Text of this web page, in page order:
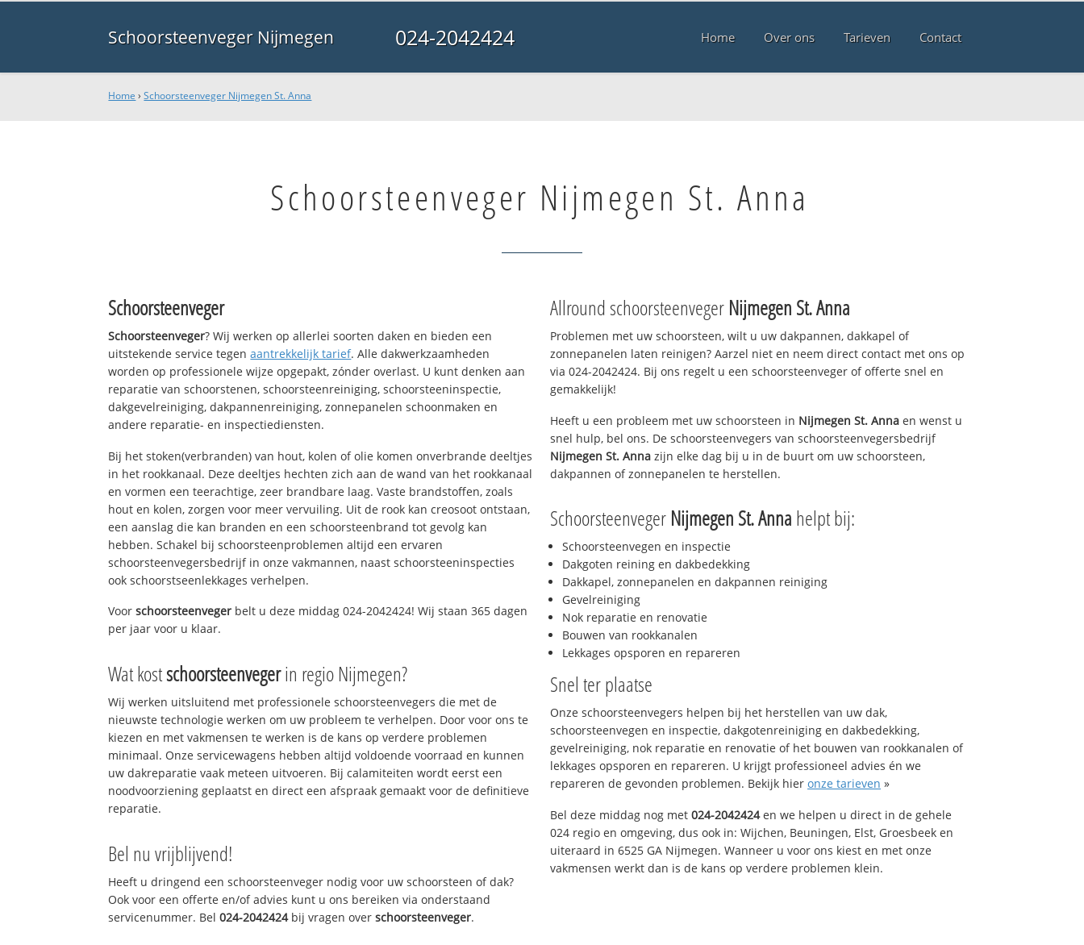
Schoorsteenveger Nijmegen 024-2042424 Home Over ons Tarieven Contact
Home ›Schoorsteenveger Nijmegen St. Anna
Schoorsteenveger Nijmegen St. Anna
Schoorsteenveger
Schoorsteenveger? Wij werken op allerlei soorten daken en bieden een
uitstekende service tegenaantrekkelijk tarief. Alle dakwerkzaamheden
worden op professionele wijze opgepakt, zónder overlast. U kunt denken aan
reparatie van schoorstenen, schoorsteenreiniging, schoorsteeninspectie,
dakgevelreiniging, dakpannenreiniging, zonnepanelen schoonmaken en
andere reparatie- en inspectiediensten.
Bij het stoken(verbranden) van hout, kolen of olie komen onverbrande deeltjes
in het rookkanaal. Deze deeltjes hechten zich aan de wand van het rookkanaal
en vormen een teerachtige, zeer brandbare laag. Vaste brandstoffen, zoals
hout en kolen, zorgen voor meer vervuiling. Uit de rook kan creosoot ontstaan,
een aanslag die kan branden en een schoorsteenbrand tot gevolg kan
hebben. Schakel bij schoorsteenproblemen altijd een ervaren
schoorsteenvegersbedrijf in onze vakmannen, naast schoorsteeninspecties
ook schoorstseenlekkages verhelpen.
Voorschoorsteenveger belt u deze middag 024-2042424! Wij staan 365 dagen
per jaar voor u klaar.
Wat kostschoorsteenvegerin regio Nijmegen?
Wij werken uitsluitend met professionele schoorsteenvegers die met de
nieuwste technologie werken om uw probleem te verhelpen. Door voor ons te
kiezen en met vakmensen te werken is de kans op verdere problemen
minimaal. Onze servicewagens hebben altijd voldoende voorraad en kunnen
uw dakreparatie vaak meteen uitvoeren. Bij calamiteiten wordt eerst een
noodvoorziening geplaatst en direct een afspraak gemaakt voor de definitieve
reparatie.
Bel nu vrijblijvend!
Heeft u dringend een schoorsteenveger nodig voor uw schoorsteen of dak?
Ook voor een offerte en/of advies kunt u ons bereiken via onderstaand
servicenummer. Bel024-2042424bij vragen overschoorsteenveger.
Allround schoorsteenveger Nijmegen St. Anna
Problemen met uw schoorsteen, wilt u uw dakpannen, dakkapel of
zonnepanelen laten reinigen? Aarzel niet en neem direct contact met ons op
via 024-2042424. Bij ons regelt u een schoorsteenveger of offerte snel en
gemakkelijk!
Heeft u een probleem met uw schoorsteen in Nijmegen St. Anna en wenst u
snel hulp, bel ons. De schoorsteenvegers van schoorsteenvegersbedrijf
Nijmegen St. Anna zijn elke dag bij u in de buurt om uw schoorsteen,
dakpannen of zonnepanelen te herstellen.
Schoorsteenveger Nijmegen St. Anna helpt bij:
Schoorsteenvegen en inspectie
Dakgoten reining en dakbedekking
Dakkapel, zonnepanelen en dakpannen reiniging
Gevelreiniging
Nok reparatie en renovatie
Bouwen van rookkanalen
Lekkages opsporen en repareren
Snel ter plaatse
Onze schoorsteenvegers helpen bij het herstellen van uw dak,
schoorsteenvegen en inspectie, dakgotenreiniging en dakbedekking,
gevelreiniging, nok reparatie en renovatie of het bouwen van rookkanalen of
lekkages opsporen en repareren. U krijgt professioneel advies én we
repareren de gevonden problemen. Bekijk hier onze tarieven »
Bel deze middag nog met 024-2042424en we helpen u direct in de gehele
024 regio en omgeving, dus ook in: Wijchen, Beuningen, Elst, Groesbeek en
uiteraard in 6525 GA Nijmegen. Wanneer u voor ons kiest en met onze
vakmensen werkt dan is de kans op verdere problemen klein.